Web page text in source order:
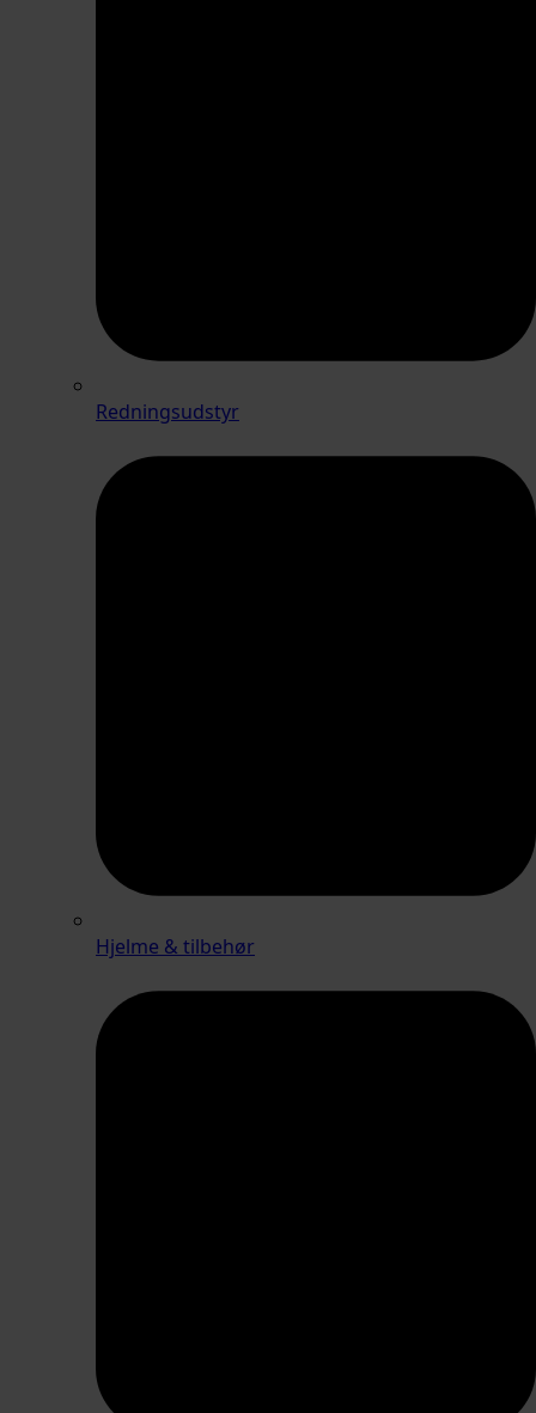
Redningsudstyr
Hjelme & tilbehør